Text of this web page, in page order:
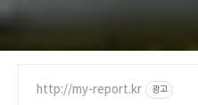
http://my-report.kr 광고